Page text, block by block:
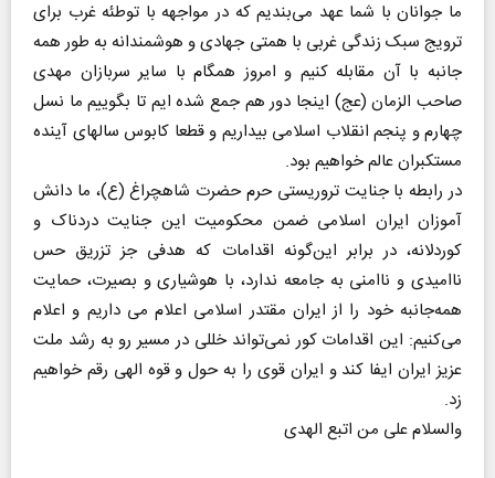
ما جوانان با شما عهد می‌بندیم که در مواجهه با توطئه غرب برای
ترویج سبک زندگی غربی با همتی جهادی و هوشمندانه به طور همه
جانبه با آن مقابله کنیم و امروز همگام با سایر سربازان مهدی
صاحب الزمان (عج) اینجا دور هم جمع شده ایم تا بگوییم ما نسل
چهارم و پنجم انقلاب اسلامی بیداریم و قطعا کابوس سالهای آینده
مستکبران عالم خواهیم بود.
در رابطه با جنایت تروریستی حرم حضرت شاهچراغ (ع)، ما دانش
آموزان ایران اسلامی ضمن محکومیت این جنایت دردناک و
کوردلانه، در برابر این‌گونه اقدامات که هدفی جز تزریق حس
ناامیدی و ناامنی به جامعه ندارد، با هوشیاری و بصیرت، حمایت
همه‌جانبه خود را از ایران مقتدر اسلامی اعلام می داریم و اعلام
می‌کنیم: این اقدامات کور نمی‌تواند خللی در مسیر رو به رشد ملت
عزیز ایران ایفا کند و ایران قوی را به حول و قوه الهی رقم خواهیم
زد.
والسلام علی من اتبع الهدی